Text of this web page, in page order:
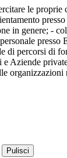
le proprie
in genere; -
presso
di percorsi di
Aziende
organizzazioni
Pulisci